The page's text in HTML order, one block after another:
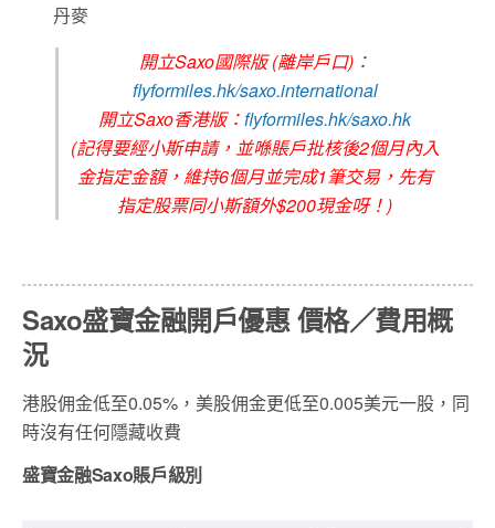
丹麥
開立Saxo國際版 (離岸戶口)：
flyformiles.hk/saxo.international
開立Saxo香港版：flyformiles.hk/saxo.hk
(記得要經小斯申請，並喺賬戶批核後2個月內入
金指定金額，維持6個月並完成1筆交易，先有
指定股票同小斯額外$200現金呀！)
Saxo盛寶金融開戶優惠 價格／費用概
況
港股佣金低至0.05%，美股佣金更低至0.005美元一股，同
時沒有任何隱藏收費
盛寶金融Saxo賬戶級別